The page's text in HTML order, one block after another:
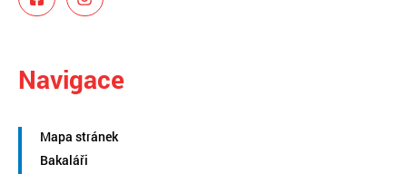
Navigace
Mapa stránek
Bakaláři